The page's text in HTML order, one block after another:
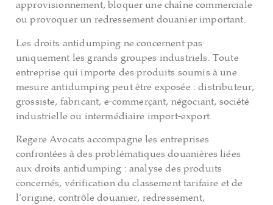
approvisionnement, bloquer une chaîne commerciale
ou provoquer un redressement douanier important.
Les droits antidumping ne concernent pas
uniquement les grands groupes industriels. Toute
entreprise qui importe des produits soumis à une
mesure antidumping peut être exposée : distributeur,
grossiste, fabricant, e-commerçant, négociant, société
industrielle ou intermédiaire import-export.
Regere Avocats accompagne les entreprises
confrontées à des problématiques douanières liées
aux droits antidumping : analyse des produits
concernés, vérification du classement tarifaire et de
l’origine, contrôle douanier, redressement,